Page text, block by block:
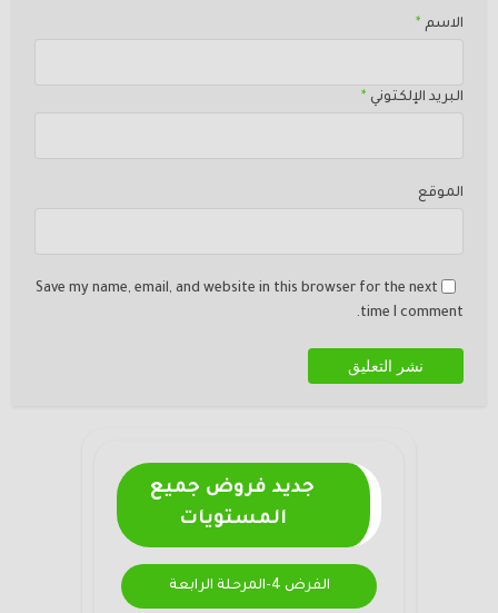
الاسم *
البريد الإلكتوني *
الموقع
Save my name, email, and website in this browser for the next
time I comment.
جديد فروض جميع
المستويات
الفرض 4-المرحلة الرابعة